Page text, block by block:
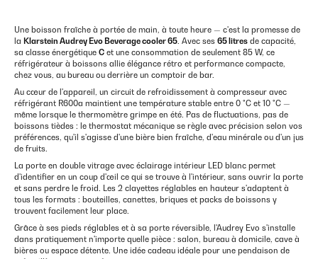
Une boisson fraîche à portée de main, à toute heure — c'est la promesse de
la Klarstein Audrey Evo Beverage cooler 65. Avec ses 65 litres de capacité,
sa classe énergétique C et une consommation de seulement 85 W, ce
réfrigérateur à boissons allie élégance rétro et performance compacte,
chez vous, au bureau ou derrière un comptoir de bar.
Au cœur de l'appareil, un circuit de refroidissement à compresseur avec
réfrigérant R600a maintient une température stable entre 0 °C et 10 °C —
même lorsque le thermomètre grimpe en été. Pas de fluctuations, pas de
boissons tièdes : le thermostat mécanique se règle avec précision selon vos
préférences, qu'il s'agisse d'une bière bien fraîche, d'eau minérale ou d'un jus
de fruits.
La porte en double vitrage avec éclairage intérieur LED blanc permet
d'identifier en un coup d'œil ce qui se trouve à l'intérieur, sans ouvrir la porte
et sans perdre le froid. Les 2 clayettes réglables en hauteur s'adaptent à
tous les formats : bouteilles, canettes, briques et packs de boissons y
trouvent facilement leur place.
Grâce à ses pieds réglables et à sa porte réversible, l'Audrey Evo s'installe
dans pratiquement n'importe quelle pièce : salon, bureau à domicile, cave à
bières ou espace détente. Une idée cadeau idéale pour une pendaison de